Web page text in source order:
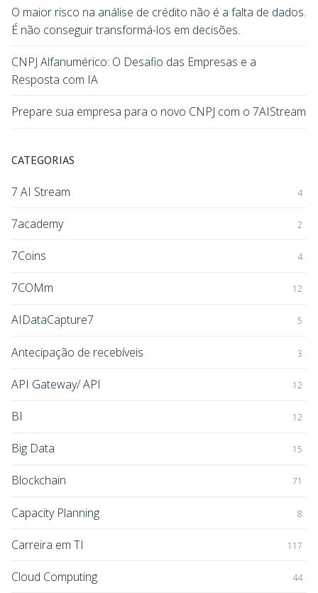
O maior risco na análise de crédito não é a falta de dados.
É não conseguir transformá-los em decisões.
CNPJ Alfanumérico: O Desafio das Empresas e a
Resposta com IA
Prepare sua empresa para o novo CNPJ com o 7AIStream
CATEGORIAS
7 AI Stream 4
7academy 2
7Coins 4
7COMm 12
AIDataCapture7 5
Antecipação de recebíveis 3
API Gateway/ API 12
BI 12
Big Data 15
Blockchain 71
Capacity Planning 8
Carreira em TI 117
Cloud Computing 44